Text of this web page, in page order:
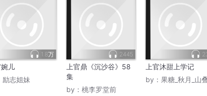
1.8万
婉儿
励志姐妹
2445
上官鼎《沉沙谷》58
集
by： 桃李罗堂前
上官沐甜上学记
by： 果糖_秋月_山叠细